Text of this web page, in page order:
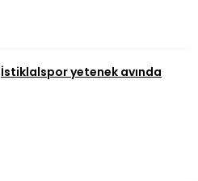
İstiklalspor yetenek avında